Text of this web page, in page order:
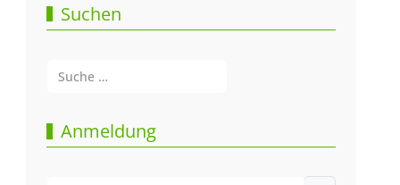
Suchen
Anmeldung